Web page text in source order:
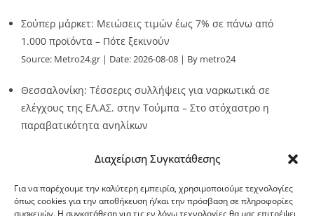
Διαχείριση Συγκατάθεσης
Για να παρέχουμε την καλύτερη εμπειρία, χρησιμοποιούμε τεχνολογίες
όπως cookies για την αποθήκευση ή/και την πρόσβαση σε πληροφορίες
συσκευών. Η συγκατάθεση για τις εν λόγω τεχνολογίες θα μας επιτρέψει
Σούπερ μάρκετ: Μειώσεις τιμών έως 7% σε πάνω από
1.000 προϊόντα – Πότε ξεκινούν
Source: Metro24.gr Date: 2026-08-08 By metro24
Θεσσαλονίκη: Τέσσερις συλλήψεις για ναρκωτικά σε
ελέγχους της ΕΛ.ΑΣ. στην Τούμπα – Στο στόχαστρο η
παραβατικότητα ανηλίκων